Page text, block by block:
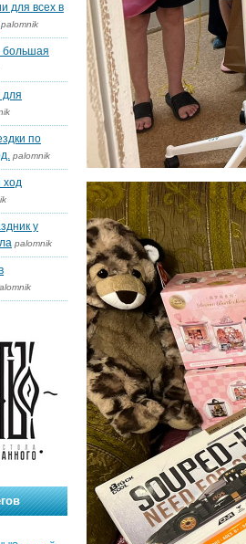
для всех в
palomnik
большая
для
по
palomnik
ход
у
palomnik